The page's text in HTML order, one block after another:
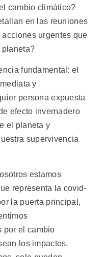
cambio climático?
en las reuniones
urgentes que
planeta?
fundamental: el
y
persona expuesta
efecto invernadero
el planeta y
supervivencia
estamos
representa la covid-
la puerta principal,
por el cambio
los impactos,